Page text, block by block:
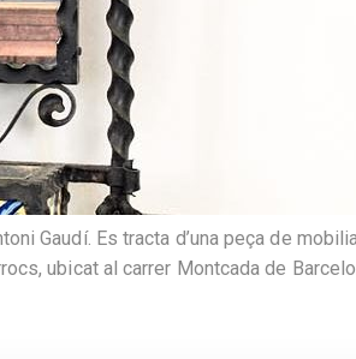
Gaudí. Es tracta d’una peça de
ubicat al carrer Montcada de